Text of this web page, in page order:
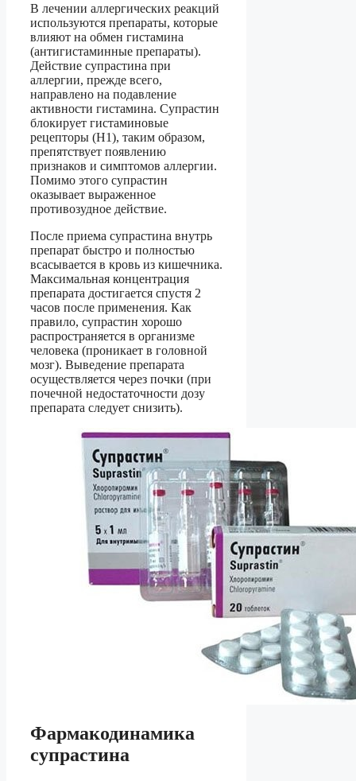
В лечении аллергических реакций
используются препараты, которые
влияют на обмен гистамина
(антигистаминные препараты).
Действие супрастина при
аллергии, прежде всего,
направлено на подавление
активности гистамина. Супрастин
блокирует гистаминовые
рецепторы (Н1), таким образом,
препятствует появлению
признаков и симптомов аллергии.
Помимо этого супрастин
оказывает выраженное
противозудное действие.
После приема супрастина внутрь
препарат быстро и полностью
всасывается в кровь из кишечника.
Максимальная концентрация
препарата достигается спустя 2
часов после применения. Как
правило, супрастин хорошо
распространяется в организме
человека (проникает в головной
мозг). Выведение препарата
осуществляется через почки (при
почечной недостаточности дозу
препарата следует снизить).
Фармакодинамика
супрастина